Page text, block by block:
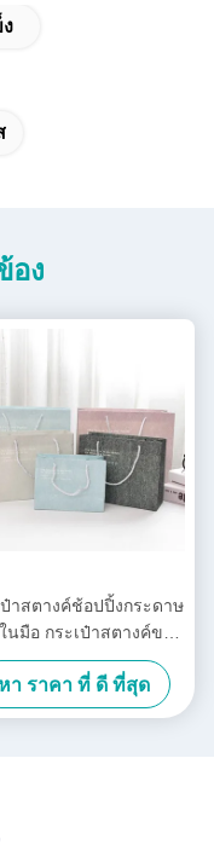
อง
ป๋าสตางค์ช้อปปิ้งกระดาษ
นมือ กระเป๋าสตางค์ของ
ขวัญวันเกิดแบบ INS
หา ราคา ที่ ดี ที่สุด